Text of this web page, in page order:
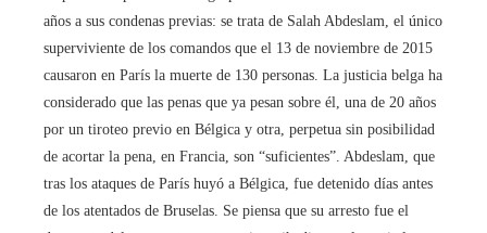
años a sus condenas previas: se trata de Salah Abdeslam, el único
superviviente de los comandos que el 13 de noviembre de 2015
causaron en París la muerte de 130 personas. La justicia belga ha
considerado que las penas que ya pesan sobre él, una de 20 años
por un tiroteo previo en Bélgica y otra, perpetua sin posibilidad
de acortar la pena, en Francia, son “suficientes”. Abdeslam, que
tras los ataques de París huyó a Bélgica, fue detenido días antes
de los atentados de Bruselas. Se piensa que su arresto fue el